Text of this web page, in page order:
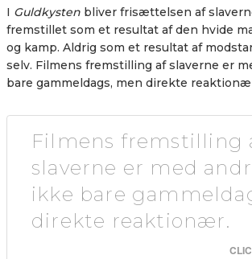
I Guldkysten bliver frisættelsen af
fremstillet som et resultat af den hvide
og kamp. Aldrig som et resultat af
selv. Filmens fremstilling af slaverne er
bare gammeldags, men direkte
Filmens fremstilling
slaverne er med
ikke bare
direkte reaktionær.